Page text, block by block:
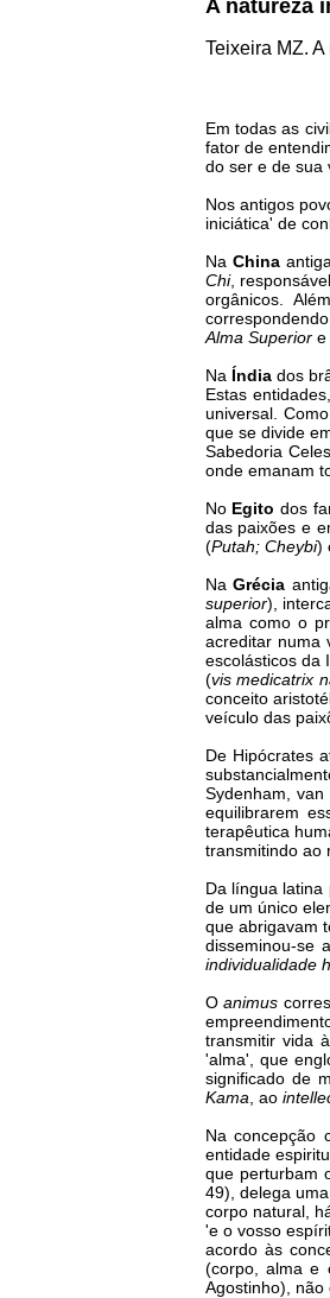
A natureza
Teixeira MZ.
Em todas as
fator de
do ser e de sua
Nos antigos
iniciática' de
Na China
Chi,
orgânicos.
Alma Superiore
Na Índiados
Estas
universal.
que se divide
Sabedoria
onde emanam
No Egito dos
das paixões e
(Putah; Cheybi)
NaGrécia
superior),
alma como o
acreditar numa
escolásticos da
(vis medicatrix
conceito
veículo das
De Hipócrates
Sydenham,
equilibrarem
terapêutica
transmitindo ao
Da língua
de um único
que abrigavam
disseminou-se
individualidade
Oanimus
transmitir vida
'alma', que
significado de
Kama , ao
Na concepção
entidade
que perturbam
49), delega
corpo natural,
'e o vosso
acordo às
(corpo, alma e
Agostinho), não